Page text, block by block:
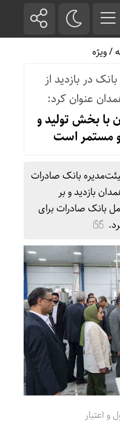
/ویژه
در بازدید از
عنوان کرد:
با بخش تولید و
و مستمر است
بانک صادرات
بازدید و بر
بانک صادرات برای
و اعتبار